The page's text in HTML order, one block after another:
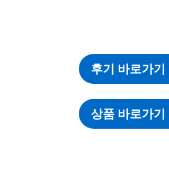
후기 바로가기
상품 바로가기